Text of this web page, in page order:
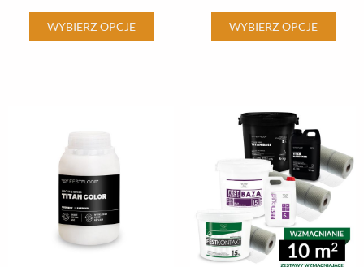
WYBIERZ OPCJE
Ten
produkt
wybrać
na
stronie
WYBIERZ OPCJE
Ten
produkt
wariantów.
Opcje
można
wybrać
na
stronie
produktu